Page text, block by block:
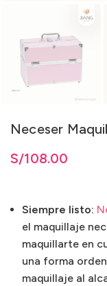
Neceser
S/108.00
Siempre listo:
el maquillaje
maquillarte en
una forma
maquillaje al